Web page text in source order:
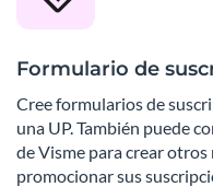
Formulario de
Cree formularios de
una UP. También puede
de Visme para crear
promocionar sus